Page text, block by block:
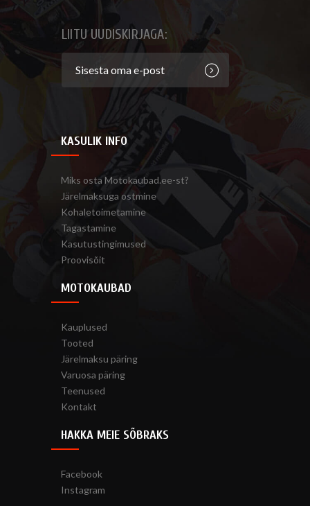
LIITU UUDISKIRJAGA:
KASULIK INFO
Miks osta Motokaubad.ee-st?
Järelmaksuga ostmine
Kohaletoimetamine
Tagastamine
Kasutustingimused
Proovisõit
MOTOKAUBAD
Kauplused
Tooted
Järelmaksu päring
Varuosa päring
Teenused
Kontakt
HAKKA MEIE SÕBRAKS
Facebook
Instagram